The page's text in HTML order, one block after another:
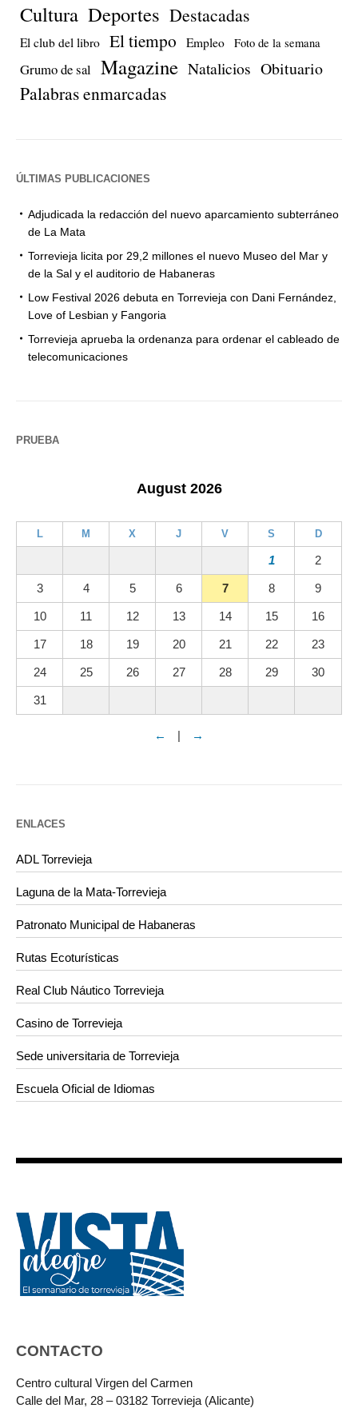
Cultura Deportes Destacadas
El club del libro El tiempo Empleo Foto de la semana
Grumo de sal Magazine Natalicios Obituario
Palabras enmarcadas
ÚLTIMAS PUBLICACIONES
Adjudicada la redacción del nuevo aparcamiento subterráneo
de La Mata
Torrevieja licita por 29,2 millones el nuevo Museo del Mar y
de la Sal y el auditorio de Habaneras
Low Festival 2026 debuta en Torrevieja con Dani Fernández,
Love of Lesbian y Fangoria
Torrevieja aprueba la ordenanza para ordenar el cableado de
telecomunicaciones
PRUEBA
August 2026
L M X J V S D
1 2
3 4 5 6 7 8 9
10 11 12 13 14 15 16
17 18 19 20 21 22 23
24 25 26 27 28 29 30
31
← | →
ENLACES
ADL Torrevieja
Laguna de la Mata-Torrevieja
Patronato Municipal de Habaneras
Rutas Ecoturísticas
Real Club Náutico Torrevieja
Casino de Torrevieja
Sede universitaria de Torrevieja
Escuela Oficial de Idiomas
CONTACTO
Centro cultural Virgen del Carmen
Calle del Mar, 28 – 03182 Torrevieja (Alicante)